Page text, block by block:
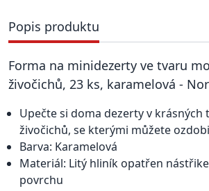
Popis produktu
Forma na minidezerty ve tvaru
živočichů, 23 ks, karamelová -
Upečte si doma dezerty v krásných
živočichů, se kterými můžete
Barva: Karamelová
Materiál: Litý hliník opatřen
povrchu